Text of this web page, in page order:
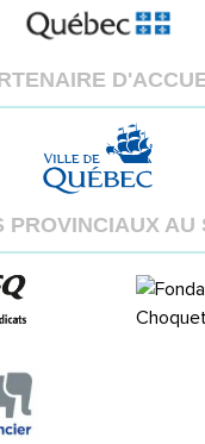
PROVINCIAUX AU